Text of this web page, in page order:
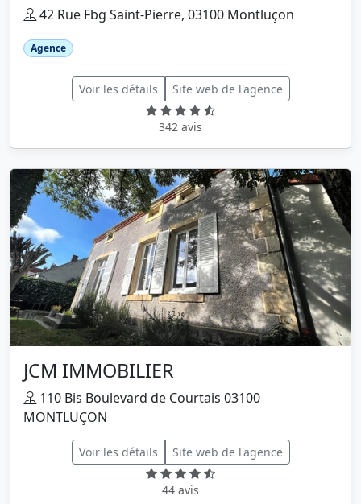
42 Rue Fbg Saint-Pierre, 03100 Montluçon
Agence
Voir les détails Site web de l'agence
342 avis
JCM IMMOBILIER
110 Bis Boulevard de Courtais 03100
MONTLUÇON
Voir les détails Site web de l'agence
44 avis